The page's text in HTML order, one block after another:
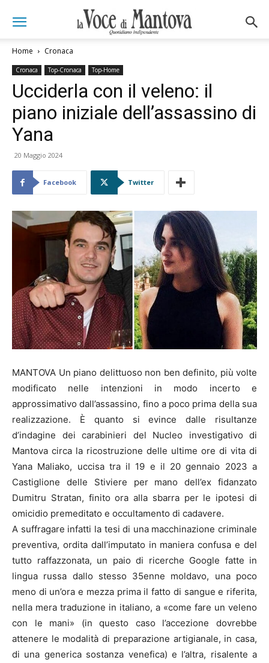
Home Cronaca
Cronaca Top-Cronaca Top-Home
Ucciderla con il veleno: il
piano iniziale dell’assassino di
Yana
20 Maggio 2024
Facebook Twitter
MANTOVA Un piano delittuoso non ben definito, più volte
modificato nelle intenzioni in modo incerto e
approssimativo dall’assassino, fino a poco prima della sua
realizzazione. È quanto si evince dalle risultanze
d’indagine dei carabinieri del Nucleo investigativo di
Mantova circa la ricostruzione delle ultime ore di vita di
Yana Maliako, uccisa tra il 19 e il 20 gennaio 2023 a
Castiglione delle Stiviere per mano dell’ex fidanzato
Dumitru Stratan, finito ora alla sbarra per le ipotesi di
omicidio premeditato e occultamento di cadavere.
A suffragare infatti la tesi di una macchinazione criminale
preventiva, ordita dall’imputato in maniera confusa e del
tutto raffazzonata, un paio di ricerche Google fatte in
lingua russa dallo stesso 35enne moldavo, una poco
meno di un’ora e mezza prima il fatto di sangue e riferita,
nella mera traduzione in italiano, a «come fare un veleno
con le mani» (in questo caso l’accezione dovrebbe
attenere le modalità di preparazione artigianale, in casa,
di una generica sostanza venefica) e l’altra, risalente a